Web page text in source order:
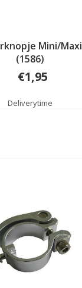
Mini/Maxi
(1586)
€1,95
Deliverytime